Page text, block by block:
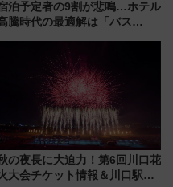
泊予定者の9割が悲鳴…ホテル
騰時代の最適解は「バス
した、推し活遠征や観光時のリ
アルな懐事情
の夜長に大迫力！第6回川口花
大会チケット情報＆川口駅か